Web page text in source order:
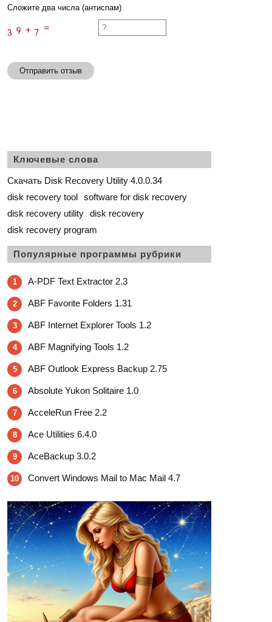
Сложите два числа (антиспам)
Отправить отзыв
Ключевые слова
Скачать Disk Recovery Utility 4.0.0.34
disk recovery tool software for disk recovery
disk recovery utility disk recovery
disk recovery program
Популярные программы рубрики
1 A-PDF Text Extractor 2.3
2 ABF Favorite Folders 1.31
3 ABF Internet Explorer Tools 1.2
4 ABF Magnifying Tools 1.2
5 ABF Outlook Express Backup 2.75
6 Absolute Yukon Solitaire 1.0
7 AcceleRun Free 2.2
8 Ace Utilities 6.4.0
9 AceBackup 3.0.2
10 Convert Windows Mail to Mac Mail 4.7